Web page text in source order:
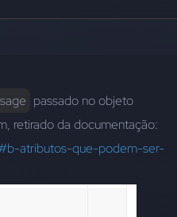
atributos-que-podem-ser-